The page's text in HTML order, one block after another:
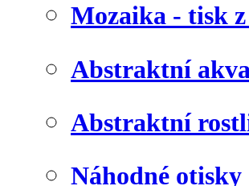
Mozaika - tisk
Abstraktní
Abstraktní
Náhodné otisky